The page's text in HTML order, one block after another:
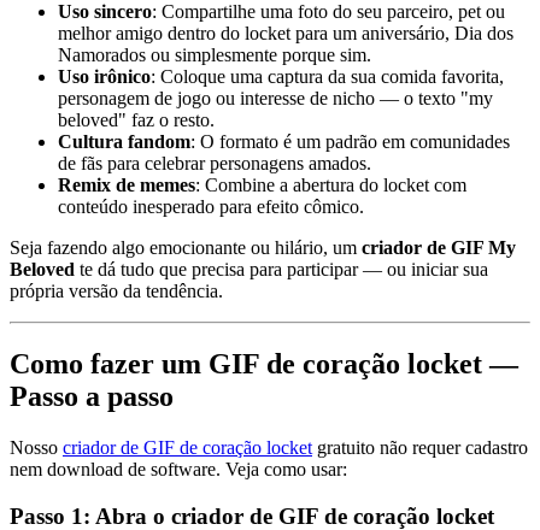
Uso sincero: Compartilhe uma foto do seu parceiro, pet ou
melhor amigo dentro do locket para um aniversário, Dia dos
Namorados ou simplesmente porque sim.
Uso irônico: Coloque uma captura da sua comida favorita,
personagem de jogo ou interesse de nicho — o texto "my
beloved" faz o resto.
Cultura fandom: O formato é um padrão em comunidades
de fãs para celebrar personagens amados.
Remix de memes: Combine a abertura do locket com
conteúdo inesperado para efeito cômico.
Seja fazendo algo emocionante ou hilário, um criador de GIF My
Beloved te dá tudo que precisa para participar — ou iniciar sua
própria versão da tendência.
Como fazer um GIF de coração locket —
Passo a passo
Nosso criador de GIF de coração locket gratuito não requer cadastro
nem download de software. Veja como usar:
Passo 1: Abra o criador de GIF de coração locket